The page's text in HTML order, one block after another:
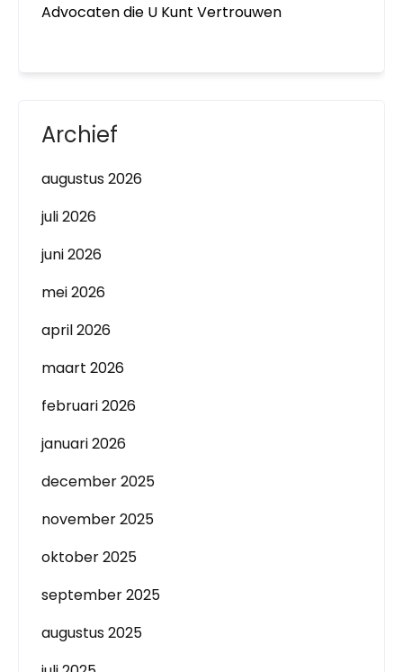
Advocaten die U Kunt Vertrouwen
Archief
augustus 2026
juli 2026
juni 2026
mei 2026
april 2026
maart 2026
februari 2026
januari 2026
december 2025
november 2025
oktober 2025
september 2025
augustus 2025